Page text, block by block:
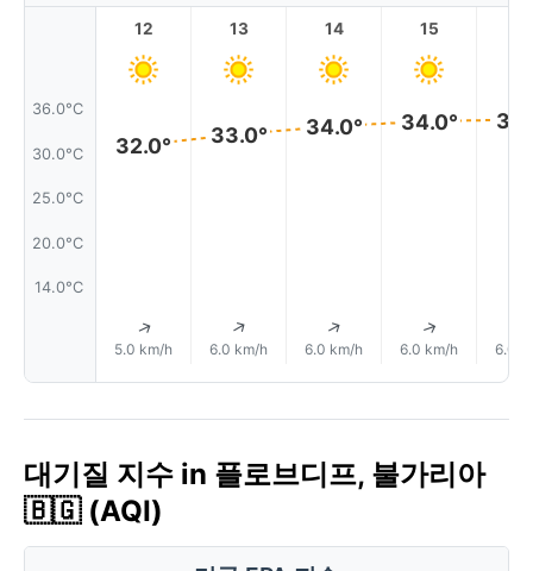
36.0°C
30.0°C
25.0°C
20.0°C
14.0°C
12
32.0°
↑
5.0 km/h
13
33.0°
↑
6.0 km/h
14
34.0°
↑
6.0 km/h
15
34.0°
↑
6.0 km/h 6.0
대기질 지수 in 플로브디프, 불가리아
🇧🇬 (AQI)